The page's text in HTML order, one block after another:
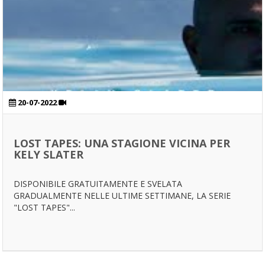
20-07-2022
LOST TAPES: UNA STAGIONE VICINA PER
KELY SLATER
DISPONIBILE GRATUITAMENTE E SVELATA
GRADUALMENTE NELLE ULTIME SETTIMANE, LA SERIE
"LOST TAPES"...